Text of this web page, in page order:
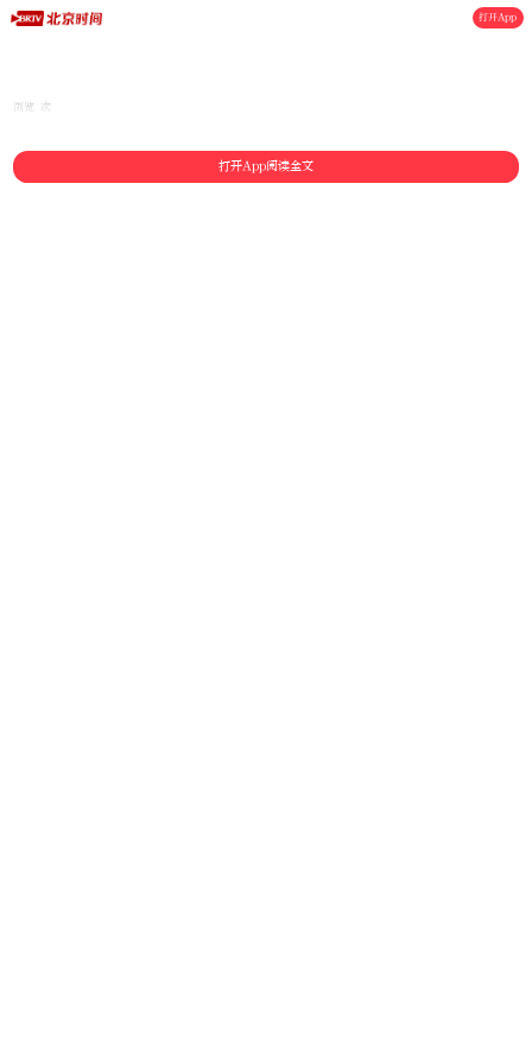
打开App
浏览 次
打开App阅读全文